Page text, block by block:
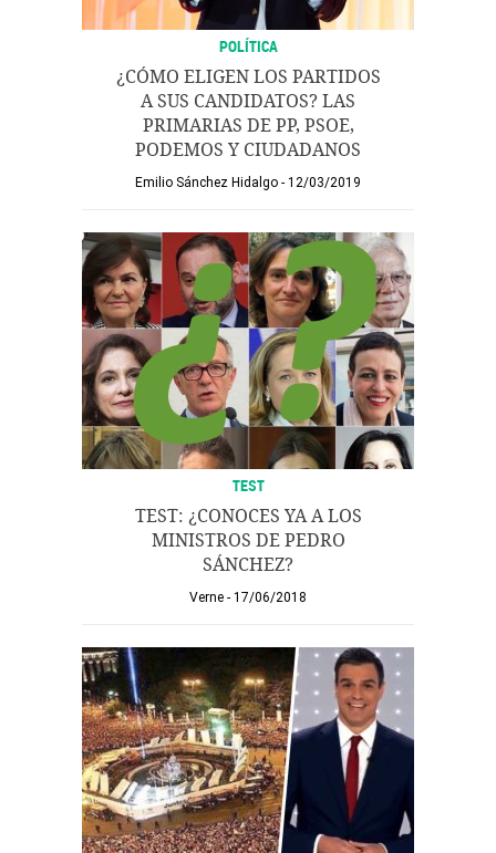
POLÍTICA
¿CÓMO ELIGEN LOS PARTIDOS
A SUS CANDIDATOS? LAS
PRIMARIAS DE PP, PSOE,
PODEMOS Y CIUDADANOS
Emilio Sánchez Hidalgo 12/03/2019
TEST
TEST: ¿CONOCES YA A LOS
MINISTROS DE PEDRO
SÁNCHEZ?
Verne 17/06/2018